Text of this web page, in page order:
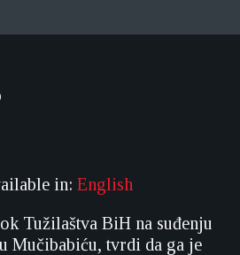
in: English
Tužilaštva BiH na suđenju
Mučibabiću, tvrdi da ga je